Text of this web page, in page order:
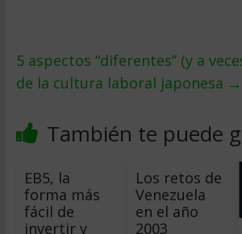
5 aspectos “diferentes” (y a
de la cultura laboral japonesa →
También te puede
EB5, la
forma más
fácil de
invertir y
Los retos de
Venezuela
en el año
2003